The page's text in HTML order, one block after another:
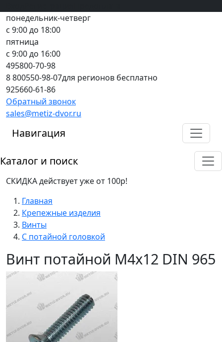
понедельник-четверг
с 9:00 до 18:00
пятница
с 9:00 до 16:00
495800-70-98
8 800550-98-07для регионов бесплатно
925660-61-86
Обратный звонок
sales@metiz-dvor.ru
Навигация
Каталог и поиск
СКИДКА действует уже от 100р!
Главная
Крепежные изделия
Винты
С потайной головкой
Винт потайной M4x12 DIN 965